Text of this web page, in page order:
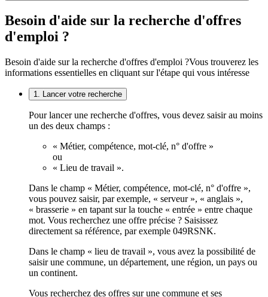
Besoin d'aide sur la recherche d'offres
d'emploi ?
Besoin d'aide sur la recherche d'offres d'emploi ?Vous trouverez les
informations essentielles en cliquant sur l'étape qui vous intéresse
1. Lancer votre recherche
Pour lancer une recherche d'offres, vous devez saisir au moins
un des deux champs :
« Métier, compétence, mot-clé, n° d'offre »
ou
« Lieu de travail ».
Dans le champ « Métier, compétence, mot-clé, n° d'offre »,
vous pouvez saisir, par exemple, « serveur », « anglais »,
« brasserie » en tapant sur la touche « entrée » entre chaque
mot. Vous recherchez une offre précise ? Saisissez
directement sa référence, par exemple 049RSNK.
Dans le champ « lieu de travail », vous avez la possibilité de
saisir une commune, un département, une région, un pays ou
un continent.
Vous recherchez des offres sur une commune et ses